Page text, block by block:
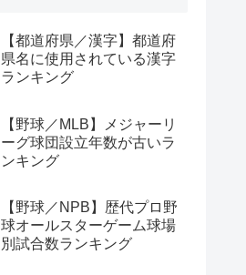
【都道府県／漢字】都道府
県名に使用されている漢字
ランキング
【野球／MLB】メジャーリ
ーグ球団設立年数が古いラ
ンキング
【野球／NPB】歴代プロ野
球オールスターゲーム球場
別試合数ランキング